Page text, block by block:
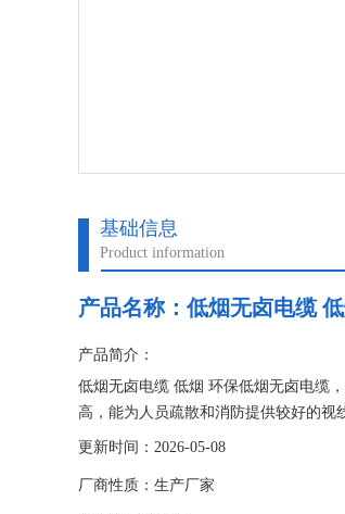
基础信息
Product information
产品名称：低烟无卤电缆
产品简介：
低烟无卤电缆 低烟 环保低烟无卤电缆
高，能为人员疏散和消防提供较好的视
备的危害。
更新时间：2026-05-08
厂商性质：生产厂家